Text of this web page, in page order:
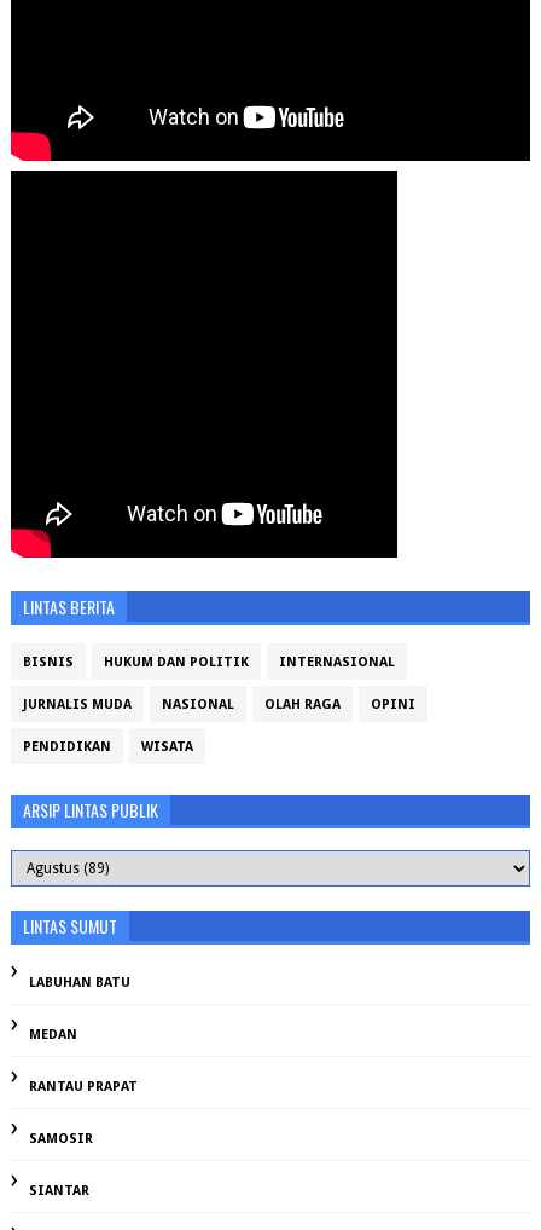
LINTAS BERITA
BISNIS HUKUM DAN POLITIK INTERNASIONAL
JURNALIS MUDA NASIONAL OLAH RAGA OPINI
PENDIDIKAN WISATA
ARSIP LINTAS PUBLIK
LINTAS SUMUT
LABUHAN BATU
MEDAN
RANTAU PRAPAT
SAMOSIR
SIANTAR